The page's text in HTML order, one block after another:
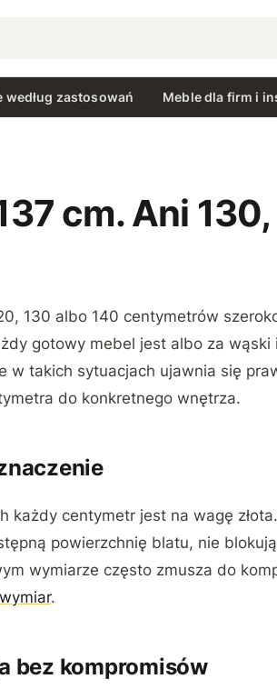
według zastosowań Meble dla firm i
cm. Ani
130 albo 140 centymetrów
gotowy mebel jest albo za
w takich sytuacjach ujawnia się
do konkretnego wnętrza.
każdy centymetr jest na wagę
powierzchnię blatu, nie
wymiarze często zmusza do
.
bez kompromisów